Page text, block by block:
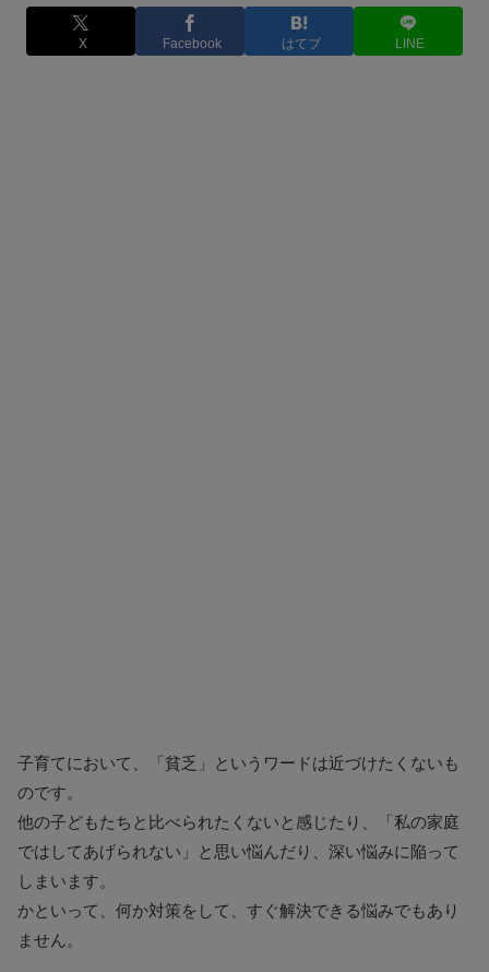
X Facebook はてブ LINE
子育てにおいて、「貧乏」というワードは近づけたくないも
のです。
他の子どもたちと比べられたくないと感じたり、「私の家庭
ではしてあげられない」と思い悩んだり、深い悩みに陥って
しまいます。
かといって、何か対策をして、すぐ解決できる悩みでもあり
ません。